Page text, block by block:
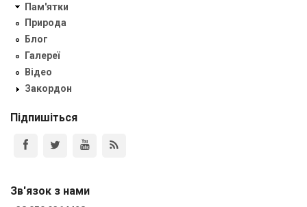
Пам'ятки
Природа
Блог
Галереї
Відео
Закордон
Підпишіться
Зв'язок з нами